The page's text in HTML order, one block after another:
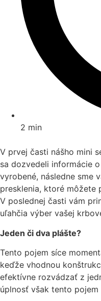
2 min
V prvej časti nášho mini
sa dozvedeli informácie
vyrobené, následne sme
presklenia, ktoré
V poslednej časti vám
uľahčia výber vašej
Jeden či dva plášte?
Tento pojem síce
keďže vhodnou
efektívne rozvádzať z
úplnosť však tento pojem